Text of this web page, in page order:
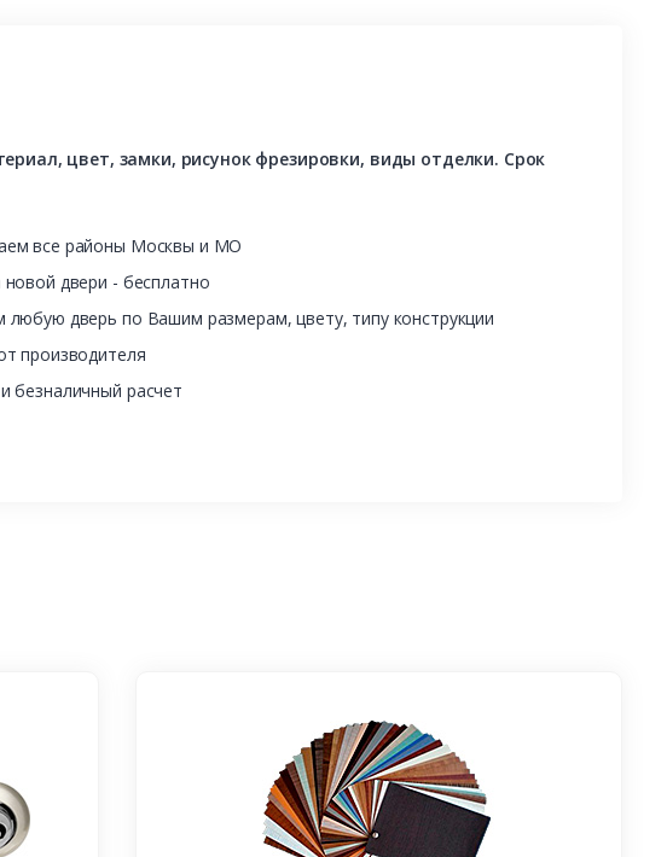
цвет, замки, рисунок фрезировки, виды отделки. Срок
все районы Москвы и МО
новой двери - бесплатно
любую дверь по Вашим размерам, цвету, типу конструкции
производителя
безналичный расчет